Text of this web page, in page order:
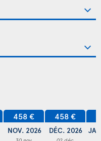
458 €
NOV. 2026
458 €
DÉC. 2026